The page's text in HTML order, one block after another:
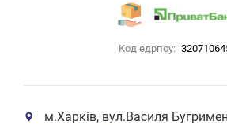
Код едрпоу:
м.Харків, вул.Василя